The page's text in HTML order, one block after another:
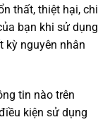
thất, thiệt hại, chi
bạn khi sử dụng
kỳ nguyên nhân
tin nào trên
kiện sử dụng